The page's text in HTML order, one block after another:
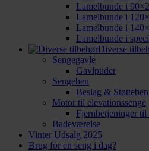
Lamelbunde i
Lamelbunde i
Lamelbunde i
Lamelbunde i
Diverse
Sengegavle
Gavlpuder
Sengeben
Beslag & Støtteben
Motor til elevationssenge
Fjernbetjeninger til
Badeværelse
Vinter Udsalg 2025
Brug for en seng i dag?